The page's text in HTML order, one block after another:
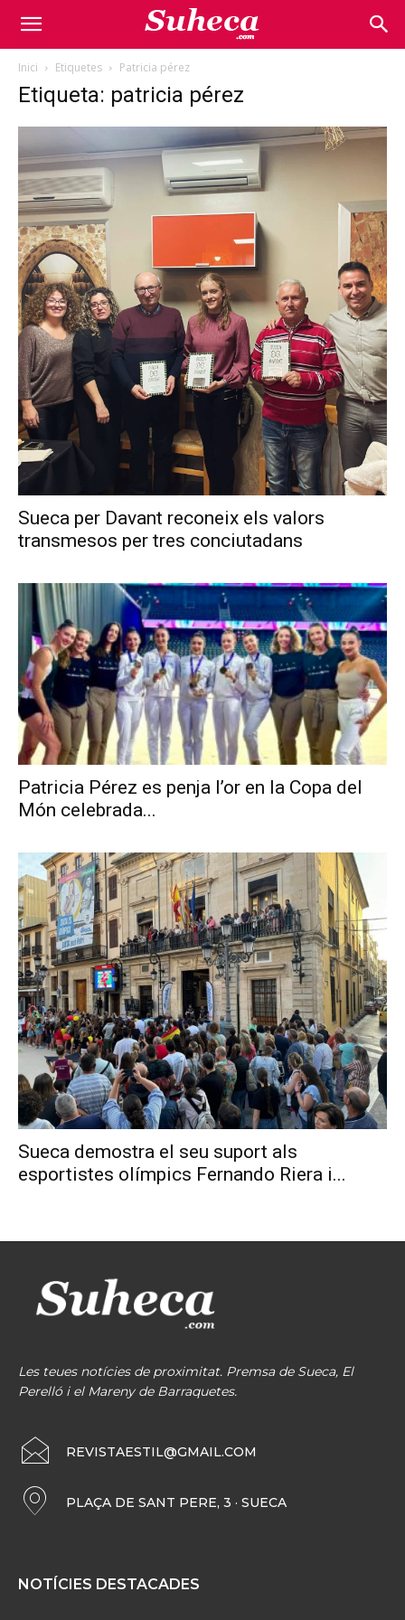
Inici Etiquetes Patricia pérez
Etiqueta: patricia pérez
Sueca per Davant reconeix els valors
transmesos per tres conciutadans
Patricia Pérez es penja l’or en la Copa del
Món celebrada...
Sueca demostra el seu suport als
esportistes olímpics Fernando Riera i...
Les teues notícies de proximitat. Premsa de Sueca, El
Perelló i el Mareny de Barraquetes.
REVISTAESTIL@GMAIL.COM
PLAÇA DE SANT PERE, 3 · SUECA
NOTÍCIES DESTACADES